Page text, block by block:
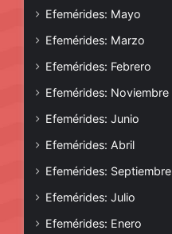
Efemérides: Mayo
Efemérides: Marzo
Efemérides: Febrero
Efemérides: Noviembre
Efemérides: Junio
Efemérides: Abril
Efemérides: Septiembre
Efemérides: Julio
Efemérides: Enero